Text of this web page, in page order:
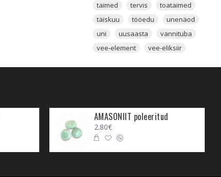
taimed
tervis
toataimed
täiskuu
tööedu
unenäod
uni
uusaasta
vannituba
vee-element
vee-eliksiir
AMASONIIT poleeritud
2.80€